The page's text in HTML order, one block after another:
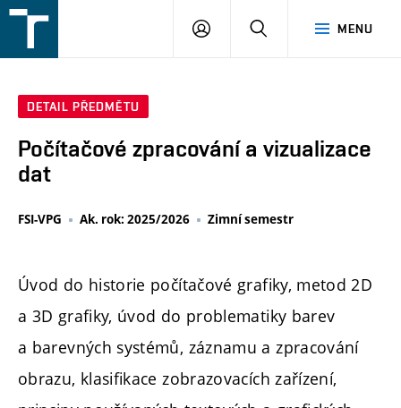
v
MENU
PŘIHLÁŠENÍ
DETAIL PŘEDMĚTU
Počítačové zpracování a vizualizace
dat
FSI-VPG Ak. rok: 2025/2026 Zimní semestr
Úvod do historie počítačové grafiky, metod 2D
a 3D grafiky, úvod do problematiky barev
a barevných systémů, záznamu a zpracování
obrazu, klasifikace zobrazovacích zařízení,